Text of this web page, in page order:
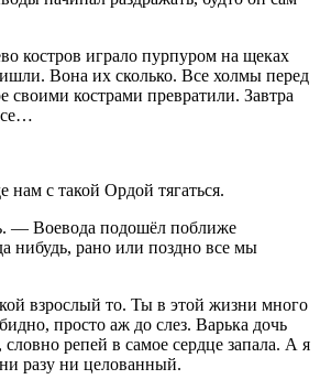
костров играло пурпуром на щеках
Вона их сколько. Все холмы перед
своими кострами превратили. Завтра
с такой Ордой тягаться.
— Воевода подошёл поближе
нибудь, рано или поздно все мы
взрослый то. Ты в этой жизни много
просто аж до слез. Варька дочь
репей в самое сердце запала. А я
разу ни целованный.